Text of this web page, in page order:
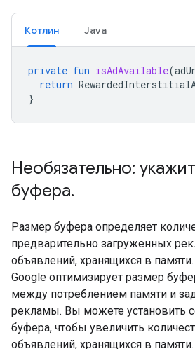
Котлин Java
private fun isAdAvailable(
return
}
Необязательно:
буфера.
Размер буфера определяет
предварительно загруженных
объявлений, хранящихся в
Google оптимизирует размер
между потреблением памяти и
рекламы. Вы можете установить
буфера, чтобы увеличить
объявлений, хранящихся в памяти.